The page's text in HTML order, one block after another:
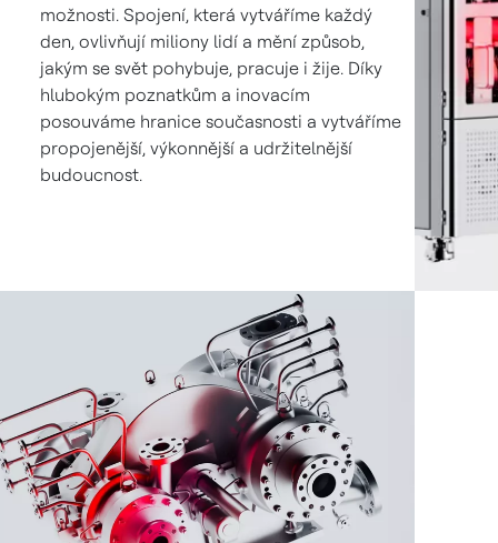
možnosti. Spojení, která vytváříme každý
den, ovlivňují miliony lidí a mění způsob,
jakým se svět pohybuje, pracuje i žije. Díky
hlubokým poznatkům a inovacím
posouváme hranice současnosti a vytváříme
propojenější, výkonnější a udržitelnější
budoucnost.